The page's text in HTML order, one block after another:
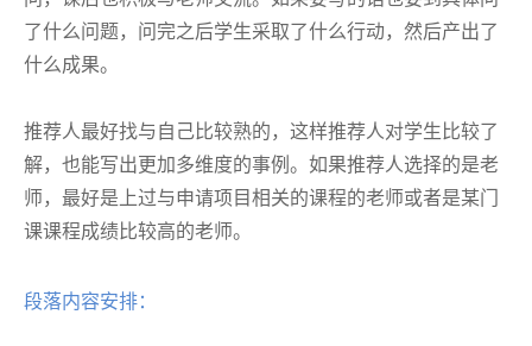
了什么问题，问完之后学生采取了什么行动，然后产出了
什么成果。
推荐人最好找与自己比较熟的，这样推荐人对学生比较了
解，也能写出更加多维度的事例。如果推荐人选择的是老
师，最好是上过与申请项目相关的课程的老师或者是某门
课课程成绩比较高的老师。
段落内容安排：